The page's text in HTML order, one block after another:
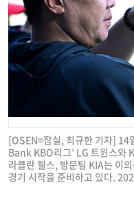
[OSEN=잠실, 최규한 기자] 14
Bank KBO리그’ LG 트윈스와
라클란 웰스, 방문팀 KIA는 이
경기 시작을 준비하고 있다.